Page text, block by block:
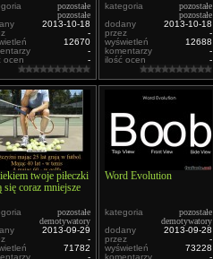
pozostałe
pozostałe
2013-10-18
-
12670
-
ocen
-
kategoria
pozostałe
pozostałe
dodany
2013-10-18
przez
-
wyświetleń
12688
komentarzy
-
ilość ocen
-
twoje piłeczki
się coraz mniejsze
pozostałe
demotywatory
2013-09-29
-
71782
-
Word Evolution
kategoria
pozostałe
demotywatory
dodany
2013-09-28
przez
-
wyświetleń
73228
komentarzy
-